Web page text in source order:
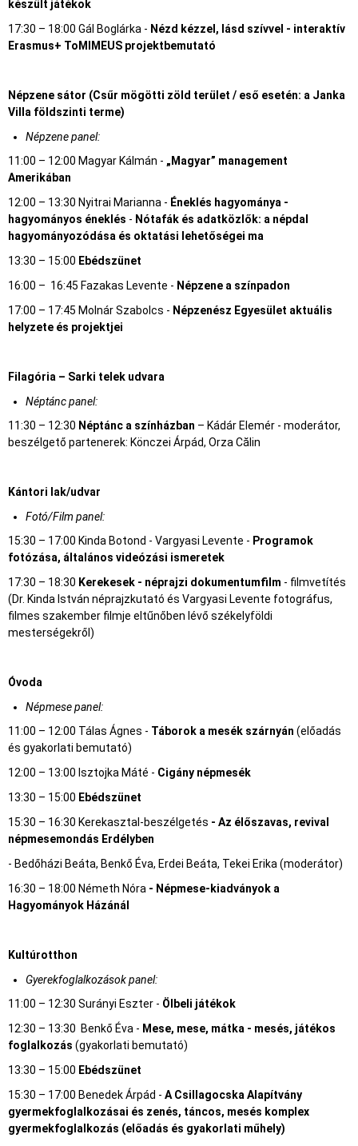
készült játékok
17:30 – 18:00 Gál Boglárka - Nézd kézzel, lásd szívvel - interaktív
Erasmus+ ToMIMEUS projektbemutató
Népzene sátor (Csűr mögötti zöld terület / eső esetén: a Janka
Villa földszinti terme)
Népzene panel:
11:00 – 12:00 Magyar Kálmán - „Magyar” management
Amerikában
12:00 – 13:30 Nyitrai Marianna - Éneklés hagyománya -
hagyományos éneklés - Nótafák és adatközlők: a népdal
hagyományozódása és oktatási lehetőségei ma
13:30 – 15:00 Ebédszünet
16:00 – 16:45 Fazakas Levente - Népzene a színpadon
17:00 – 17:45 Molnár Szabolcs - Népzenész Egyesület aktuális
helyzete és projektjei
Filagória – Sarki telek udvara
Néptánc panel:
11:30 – 12:30 Néptánc a színházban – Kádár Elemér - moderátor,
beszélgető partenerek: Könczei Árpád, Orza Călin
Kántori lak/udvar
Fotó/Film panel:
15:30 – 17:00 Kinda Botond - Vargyasi Levente - Programok
fotózása, általános videózási ismeretek
17:30 – 18:30 Kerekesek - néprajzi dokumentumfilm - filmvetítés
(Dr. Kinda István néprajzkutató és Vargyasi Levente fotográfus,
filmes szakember filmje eltűnőben lévő székelyföldi
mesterségekről)
Óvoda
Népmese panel:
11:00 – 12:00 Tálas Ágnes - Táborok a mesék szárnyán (előadás
és gyakorlati bemutató)
12:00 – 13:00 Isztojka Máté - Cigány népmesék
13:30 – 15:00 Ebédszünet
15:30 – 16:30 Kerekasztal-beszélgetés - Az élőszavas, revival
népmesemondás Erdélyben
- Bedőházi Beáta, Benkő Éva, Erdei Beáta, Tekei Erika (moderátor)
16:30 – 18:00 Németh Nóra - Népmese-kiadványok a
Hagyományok Házánál
Kultúrotthon
Gyerekfoglalkozások panel:
11:00 – 12:30 Surányi Eszter - Ölbeli játékok
12:30 – 13:30 Benkő Éva - Mese, mese, mátka - mesés, játékos
foglalkozás (gyakorlati bemutató)
13:30 – 15:00 Ebédszünet
15:30 – 17:00 Benedek Árpád - A Csillagocska Alapítvány
gyermekfoglalkozásai és zenés, táncos, mesés komplex
gyermekfoglalkozás (előadás és gyakorlati műhely)